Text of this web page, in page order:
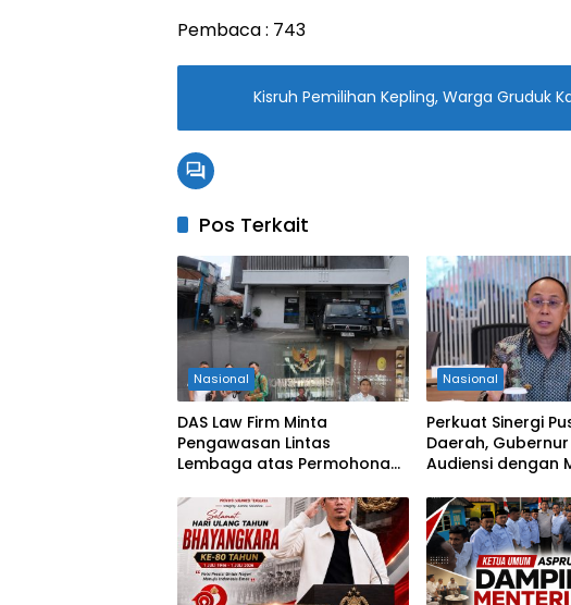
Pembaca : 743
Kisruh Pemilihan Kepling, Warga Gruduk
Pos Terkait
Nasional
DAS Law Firm Minta
Pengawasan Lintas
Lembaga atas Permohonan
Pengadilan Negeri Jakarta
Selatan
Nasional
Perkuat Sinergi
Daerah,
Audiensi dengan